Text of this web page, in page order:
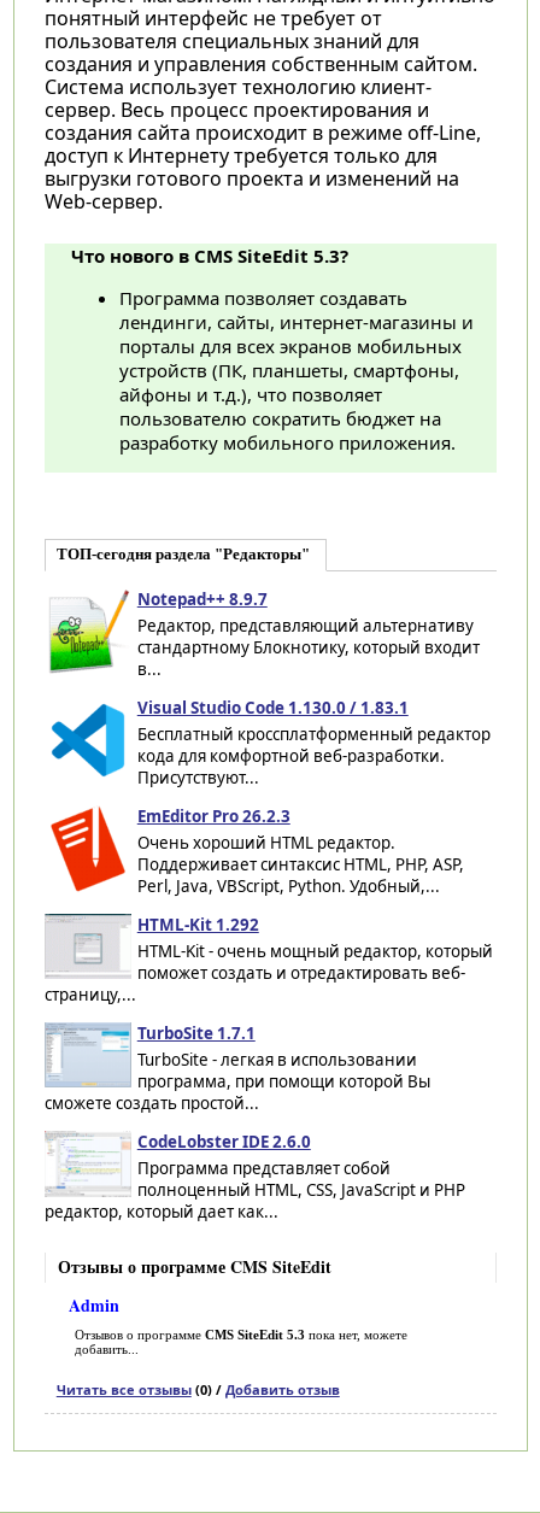
понятный интерфейс не требует от
пользователя специальных знаний для
создания и управления собственным сайтом.
Система использует технологию клиент-
сервер. Весь процесс проектирования и
создания сайта происходит в режиме off-Line,
доступ к Интернету требуется только для
выгрузки готового проекта и изменений на
Web-сервер.
Что нового в CMS SiteEdit 5.3?
Программа позволяет создавать
лендинги, сайты, интернет-магазины и
порталы для всех экранов мобильных
устройств (ПК, планшеты, смартфоны,
айфоны и т.д.), что позволяет
пользователю сократить бюджет на
разработку мобильного приложения.
ТОП-сегодня раздела "Редакторы"
Notepad++ 8.9.7
Редактор, представляющий альтернативу
стандартному Блокнотику, который входит
в...
Visual Studio Code 1.130.0 / 1.83.1
Бесплатный кроссплатформенный редактор
кода для комфортной веб-разработки.
Присутствуют...
EmEditor Pro 26.2.3
Очень хороший HTML редактор.
Поддерживает синтаксис HTML, PHP, ASP,
Perl, Java, VBScript, Python. Удобный,...
HTML-Kit 1.292
HTML-Kit - очень мощный редактор, который
поможет создать и отредактировать веб-
страницу,...
TurboSite 1.7.1
TurboSite - легкая в использовании
программа, при помощи которой Вы
сможете создать простой...
CodeLobster IDE 2.6.0
Программа представляет собой
полноценный HTML, CSS, JavaScript и PHP
редактор, который дает как...
Отзывы о программе CMS SiteEdit
Admin
Отзывов о программе CMS SiteEdit 5.3 пока нет, можете
добавить...
Читать все отзывы(0) / Добавить отзыв